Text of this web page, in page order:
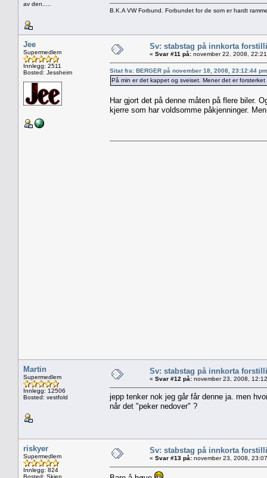
av den.....
B.K.A VW Forbund. Forbundet for de som er hardt
Jee
Supermedlem
Innlegg: 2511
Bosted: Jessheim
Sv: stabstag på innkorta
« Svar #11 på: november 22, 2008,
Sitat fra: BERGER på november 18, 2008, 23:12:44 pm
På min er det kappet og sveiset. Mener det er
Har gjort det på denne måten på flere biler.
kjerre som har voldsomme påkjenninger.
Martin
Supermedlem
Innlegg: 12506
Bosted: vestfold
Sv: stabstag på innkorta
« Svar #12 på: november 23, 2008,
jepp tenker nok jeg går får denne ja. men
når det "peker nedover" ?
riskyer
Supermedlem
Innlegg: 824
Bosted: Skien
Sv: stabstag på innkorta
« Svar #13 på: november 23, 2008,